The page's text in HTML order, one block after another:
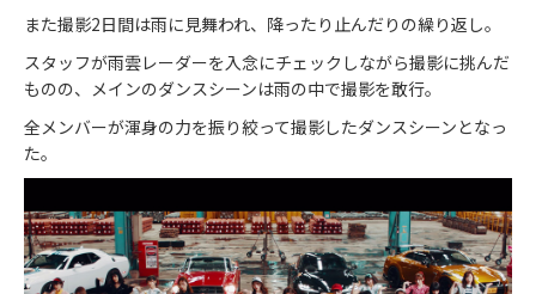
また撮影2日間は雨に見舞われ、降ったり止んだりの繰り返し。
スタッフが雨雲レーダーを入念にチェックしながら撮影に挑んだ
ものの、メインのダンスシーンは雨の中で撮影を敢行。
全メンバーが渾身の力を振り絞って撮影したダンスシーンとなっ
た。